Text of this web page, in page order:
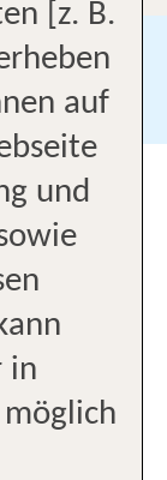
das
[z. B.
auf
und
in